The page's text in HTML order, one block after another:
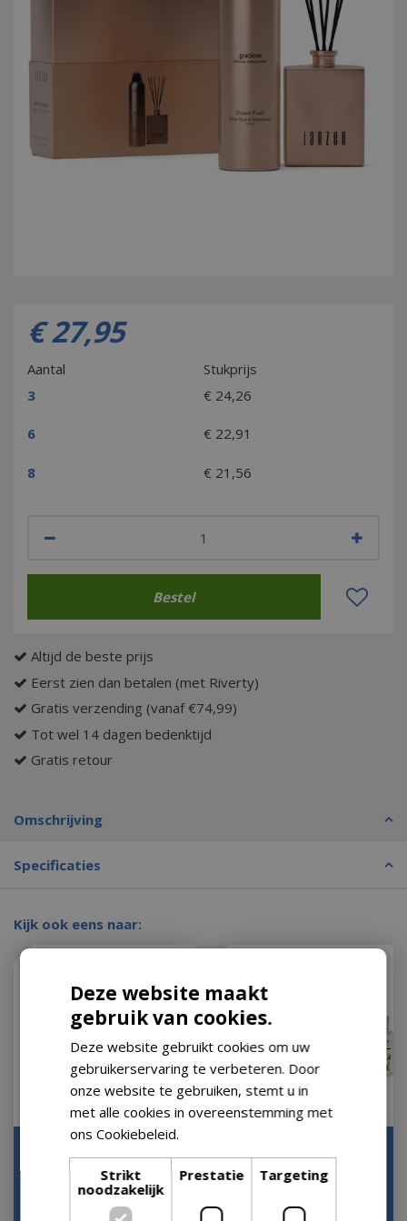
€ 27,95
Aantal
Stukprijs
3
€ 24,26
6 € 22,91
8 € 21 ,56
Altijd de beste prijs
Eerst zien dan betalen (met Riverty)
Gratis verzending (vanaf €74,99)
Tot wel 14 dagen bedenktijd
Gratis retour
Omschrijving
Specificaties
Kijk ook eens naar:
Let op: bijna uitverkocht!
Lolita Lempicka - Paars
Deze website maakt
gebruik van cookies.
Deze website gebruikt cookies om uw
gebruikerservaring te verbeteren. Door
onze website te gebruiken, stemt u in
met alle cookies in overeenstemming met
ons Cookiebeleid.
Strikt
noodzakelijk
Prestatie Targeting